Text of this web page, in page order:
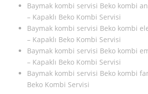
Baymak kombi servisi Beko kombi
– Kapaklı Beko Kombi Servisi
Baymak kombi servisi Beko kombi
– Kapaklı Beko Kombi Servisi
Baymak kombi servisi Beko kombi
– Kapaklı Beko Kombi Servisi
Baymak kombi servisi Beko kombi
Beko Kombi Servisi